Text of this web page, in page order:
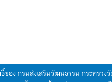
ของ กรมส่งเสริมวัฒนธรรม กระทรว